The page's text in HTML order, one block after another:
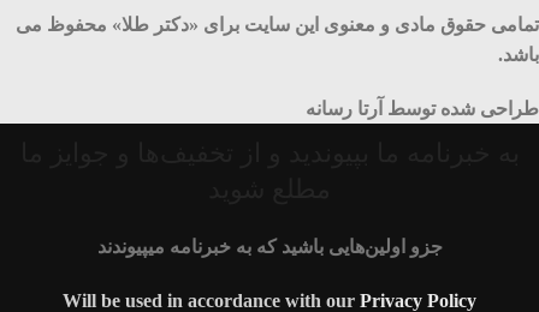
تمامی حقوق مادی و معنوی این سایت برای «دکتر طلا» محفوظ می
باشد.
طراحی شده توسط آرتا رسانه
جزو اولین‌هایی باشید که به خبرنامه میپیوندند
Will be used in accordance with our Privacy Policy